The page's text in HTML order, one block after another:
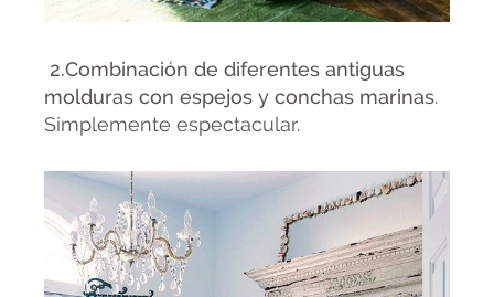
2.Combinación de diferentes antiguas
molduras con espejos y conchas marinas.
Simplemente espectacular.